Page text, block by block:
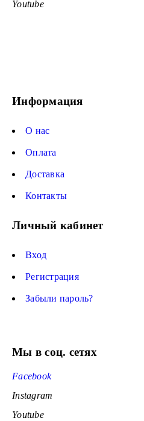
Youtube
Информация
О нас
Оплата
Доставка
Контакты
Личный кабинет
Вход
Регистрация
Забыли пароль?
Мы в соц. сетях
Facebook
Instagram
Youtube